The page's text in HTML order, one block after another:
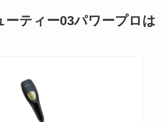
ティー03パワープロは